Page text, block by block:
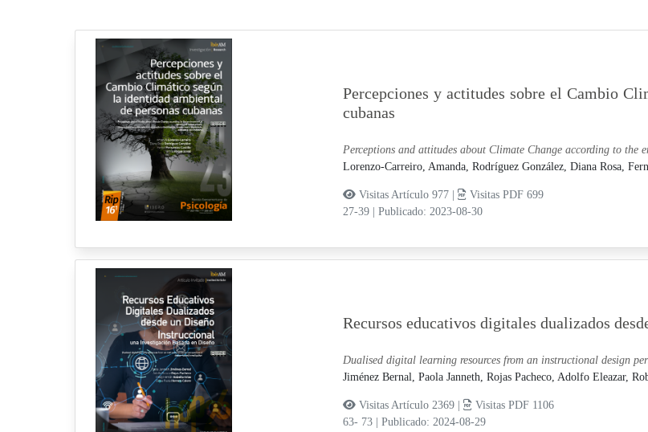
Percepciones y actitudes sobre el Cambio
cubanas
Perceptions and attitudes about Climate Change according to the
Lorenzo-Carreiro, Amanda, Rodríguez González, Diana Rosa,
Visitas Artículo 977 |
Visitas PDF 699
27-39
Publicado: 2023-08-30
Recursos educativos digitales dualizados
Dualised digital learning resources from an instructional design
Jiménez Bernal, Paola Janneth, Rojas Pacheco, Adolfo Eleazar,
Visitas Artículo 2369 |
Visitas PDF 1106
63- 73
Publicado: 2024-08-29